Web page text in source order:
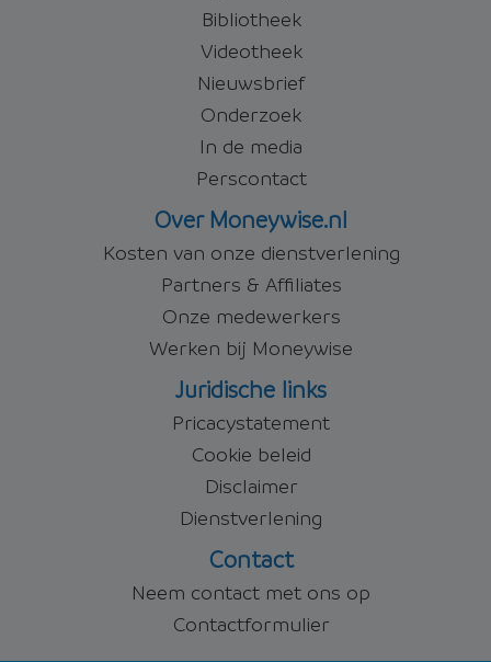
Bibliotheek
Videotheek
Nieuwsbrief
Onderzoek
In de media
Perscontact
Over Moneywise.nl
Kosten van onze dienstverlening
Partners & Affiliates
Onze medewerkers
Werken bij Moneywise
Juridische links
Pricacystatement
Cookie beleid
Disclaimer
Dienstverlening
Contact
Neem contact met ons op
Contactformulier